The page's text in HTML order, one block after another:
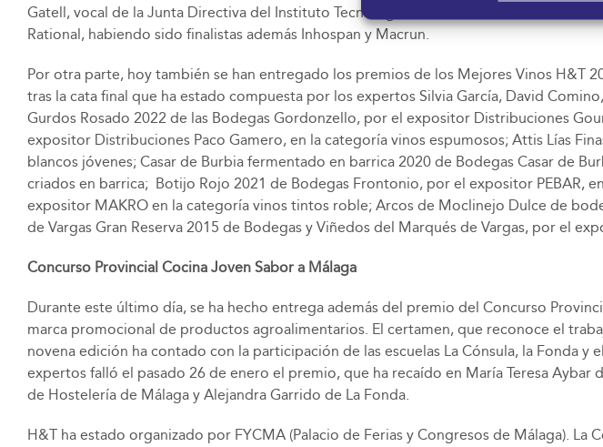
Gatell, vocal de la Junta Directiva del Instituto Tecnológico Hotelero. Y la mención a
Rational, habiendo sido finalistas además Inhospan y Macrun.
Por otra parte, hoy también se han entregado los premios de los Mejores Vinos H&T
tras la cata final que ha estado compuesta por los expertos Silvia García, David
Gurdos Rosado 2022 de las Bodegas Gordonzello, por el expositor Distribuciones
expositor Distribuciones Paco Gamero, en la categoría vinos espumosos; Attis Lías
blancos jóvenes; Casar de Burbia fermentado en barrica 2020 de Bodegas Casar de
criados en barrica; Botijo Rojo 2021 de Bodegas Frontonio, por el expositor PEBAR,
expositor MAKRO en la categoría vinos tintos roble; Arcos de Moclinejo Dulce de
de Vargas Gran Reserva 2015 de Bodegas y Viñedos del Marqués de Vargas, por el
Concurso Provincial Cocina Joven Sabor a Málaga
Durante este último día, se ha hecho entrega además del premio del Concurso
marca promocional de productos agroalimentarios. El certamen, que reconoce el
novena edición ha contado con la participación de las escuelas La Cónsula, la Fonda
expertos falló el pasado 26 de enero el premio, que ha recaído en María Teresa
de Hostelería de Málaga y Alejandra Garrido de La Fonda.
H&T ha estado organizado por FYCMA (Palacio de Ferias y Congresos de Málaga).